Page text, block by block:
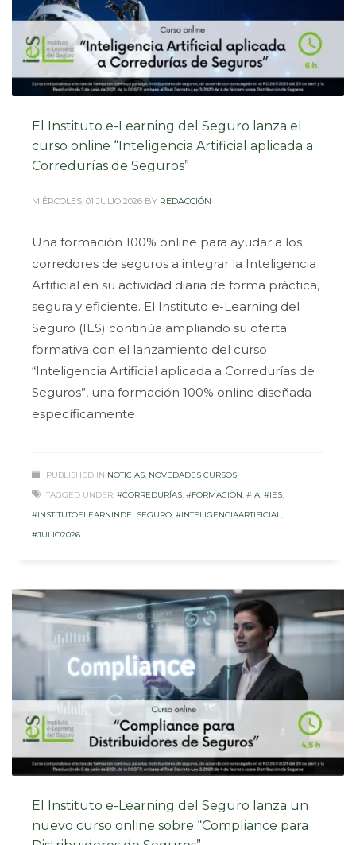
El Instituto e-Learning del Seguro lanza el
curso online “Inteligencia Artificial aplicada a
Corredurías de Seguros”
MIÉRCOLES, 01 JULIO 2026 BY REDACCIÓN
Una formación 100% online para ayudar a los
corredores de seguros a integrar la Inteligencia
Artificial en su actividad diaria de forma práctica,
segura y eficiente. El Instituto e-Learning del
Seguro (IES) continúa ampliando su oferta
formativa con el lanzamiento del curso
“Inteligencia Artificial aplicada a Corredurías de
Seguros”, una formación 100% online diseñada
específicamente
PUBLISHED IN NOTICIAS, NOVEDADES CURSOS
TAGGED UNDER: #CORREDURÍAS, #FORMACION, #IA, #IES,
#INSTITUTOELEARNINDELSEGURO, #INTELIGENCIAARTIFICIAL,
#JULIO2026
El Instituto e-Learning del Seguro lanza un
nuevo curso online sobre “Compliance para